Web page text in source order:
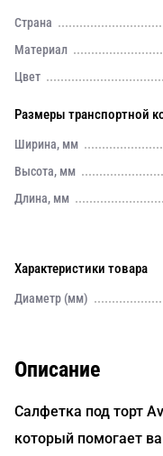
Страна
Материал
Цвет
Размеры транспортной
Ширина, мм
Высота, мм
Длина, мм
Характеристики товара
Диаметр (мм)
Описание
Салфетка под торт
который помогает